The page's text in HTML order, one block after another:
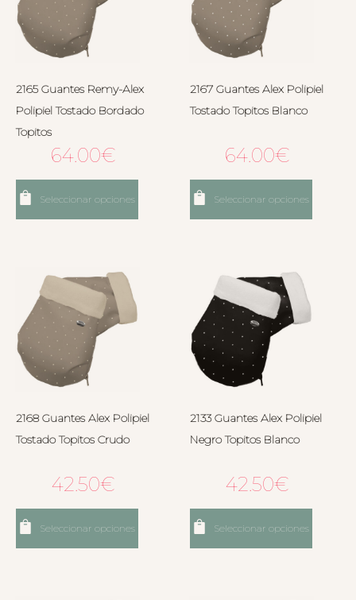
2165 Guantes Remy-Alex
Polipiel Tostado Bordado
Topitos
64.00€
Seleccionar opciones
2167 Guantes Alex Polipiel
Tostado Topitos Blanco
64.00€
Seleccionar opciones
2168 Guantes Alex Polipiel
Tostado Topitos Crudo
42.50€
Seleccionar opciones
2133 Guantes Alex Polipiel
Negro Topitos Blanco
42.50€
Seleccionar opciones